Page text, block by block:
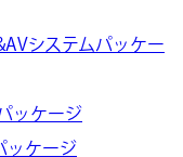
システムパッケー
ッケージ
ッケージ